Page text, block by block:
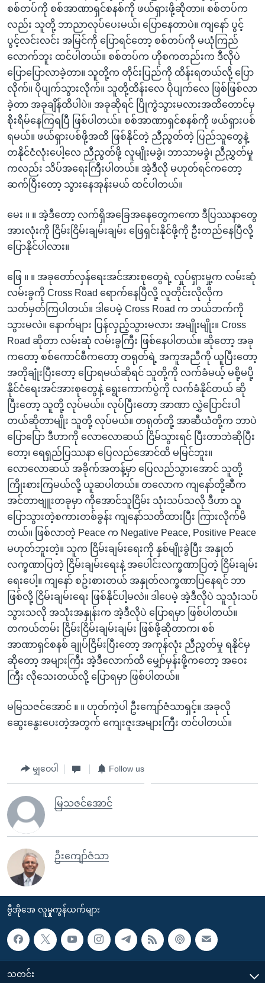
စစ်တပ်ကို စစ်အာဏာရှင်စနစ်ကို ဖယ်ရှားဖို့ဆိုတာ။ စစ်တပ်က
လည်း သူတို့ ဘာညာလုပ်ပေးမယ်၊ ပြောနေတာပဲ။ ကျနော် ပွင့်
ပွင့်လင်းလင်း အမြင်ကို ပြောရင်တော့ စစ်တပ်ကို မယုံကြည်
လောက်ဘူး ထင်ပါတယ်။ စစ်တပ်က ဟိုစကတည်းက ဒီလိုပဲ
ပြောပြောလာခဲ့တာ။ သူတို့က တိုင်းပြည်ကို ထိန်းရတယ်လို့ ပြော
လိုက်။ ပိုပျက်သွားလိုက်။ သူတို့ထိန်းလေ ပိုပျက်လေ ဖြစ်ဖြစ်လာ
ခဲ့တာ အခုချိန်ထိပါပဲ။ အခုဆိုရင် ပြိုကွဲသွားမလားအထိတောင်မှ
စိုးရိမ်နေကြရပြီ ဖြစ်ပါတယ်။ စစ်အာဏာရှင်စနစ်ကို ဖယ်ရှားပစ်
ရမယ်။ ဖယ်ရှားပစ်ဖို့အထိ ဖြစ်နိုင်တဲ့ ညီညွတ်တဲ့ ပြည်သူတွေနဲ့
တနိုင်ငံလုံးပေါ့လေ ညီညွတ်ဖို့ လူမျိုးမခွဲ၊ ဘာသာမခွဲ၊ ညီညွှတ်မှု
ကလည်း သိပ်အရေးကြီးပါတယ်။ အဲ့ဒီလို မဟုတ်ရင်ကတော့
ဆက်ပြီးတော့ သွားနေအုန်းမယ် ထင်ပါတယ်။
မေး ။ ။ အဲ့ဒီတော့ လက်ရှိအခြေအနေတွေကကော ဒီပြဿနာတွေ
အားလုံးကို ငြိမ်းငြိမ်းချမ်းချမ်း ဖြေရှင်းနိုင်ဖို့ကို ဦးတည်နေပြီလို့
ပြောနိုင်ပါလား။
ဖြေ ။ ။ အခုတော်လှန်ရေးအင်အားစုတွေရဲ့ လှုပ်ရှားမှု့က လမ်းဆုံ
လမ်းခွကို Cross Road ရောက်နေပြီလို့ လူတိုင်းလိုလိုက
သတ်မှတ်ကြပါတယ်။ ဒါပေမဲ့ Cross Road က ဘယ်ဘက်ကို
သွားမလဲ။ နောက်များ ပြန်လှည့်သွားမလား အမျိုးမျိုး။ Cross
Road ဆိုတာ လမ်းဆုံ လမ်းခွကြီး ဖြစ်နေပါတယ်။ ဆိုတော့ အခု
ကတော့ စစ်ကောင်စီကတော့ တရုတ်ရဲ့ အကူအညီကို ယူပြီးတော့
အတိုချုံးပြီးတော့ ပြောရမယ်ဆိုရင် သူတို့ကို လက်ခံမယ့် မစို့မပို့
နိုင်ငံရေးအင်အားစုတွေနဲ့ ရွေးကောက်ပွဲကို လက်ခံနိုင်တယ် ဆို
ပြီးတော့ သူတို့ လုပ်မယ်။ လုပ်ပြီးတော့ အာဏာ လွှဲပြောင်းပါ
တယ်ဆိုတာမျိုး သူတို့ လုပ်မယ်။ တရုတ်တို့ အာဆီယံတို့က ဘာပဲ
ပြောပြော ဒီဟာကို လောလောဆယ် ငြိမ်သွားရင် ပြီးတာဘဲဆိုပြီး
တော့၊ ရေရှည်ပြဿနာ ပြေလည်အောင်ထိ မမြင်ဘူး။
လောလောဆယ် အခိုက်အတန့်မှာ ပြေလည်သွားအောင် သူတို့
ကြိုးစားကြမယ်လို့ ယူဆပါတယ်။ တလောက ကျနော်တို့ဆီက
အင်တာဗျူးတခုမှာ ကို‌အောင်သူငြိမ်း သုံးသပ်သလို ဒီဟာ သူ
ပြောသွားတဲ့စကားတစ်ခွန်း ကျနော်သတိထားပြီး ကြားလိုက်မိ
တယ်။ ဖြစ်လာတဲ့ Peace က Negative Peace, Positive Peace
မဟုတ်ဘူးတဲ့။ သူက ငြိမ်းချမ်းရေးကို နှစ်မျိုးခွဲပြီး အနှုတ်
လက္ခဏာပြတဲ့ ငြိမ်းချမ်းရေးနဲ့ အပေါင်းလက္ခဏာပြတဲ့ ငြိမ်းချမ်း
ရေးပေါ့။ ကျနော် စဥ်းစားတယ် အနှုတ်လက္ခဏာပြနေရင် ဘာ
ဖြစ်လို့ ငြိမ်းချမ်းရေး ဖြစ်နိုင်ပါ့မလဲ။ ဒါပေမဲ့ အဲ့ဒီလိုပဲ သူသုံးသပ်
သွားသလို အသုံးအနှုန်းက အဲ့ဒီလိုပဲ ပြောရမှာ ဖြစ်ပါတယ်။
တကယ်တမ်း ငြိမ်းငြိမ်းချမ်းချမ်း ဖြစ်ဖို့ဆိုတာက၊ စစ်
အာဏာရှင်စနစ် ချုပ်ငြိမ်းပြီးတော့ အကုန်လုံး ညီညွတ်မှု ရနိုင်မှ
ဆိုတော့ အများကြီး အဲ့ဒီလောက်ထိ မျှော်မှန်းဖို့ကတော့ အဝေး
ကြီး လိုသေးတယ်လို့ ပြောရမှာ ဖြစ်ပါတယ်။
မမြသဇင်အောင် ။ ။ ဟုတ်ကဲ့ပါ ဦးကျော်ဇံသာရှင့်။ အခုလို
ဆွေးနွေးပေးတဲ့အတွက် ကျေးဇူးအများကြီး တင်ပါတယ်။
မျှဝေပါ Follow us
မြသဇင်အောင်
ဦးကျော်ဇံသာ
ဗွီအိုအေ လူမှုကွန်ယက်များ
သတင်း